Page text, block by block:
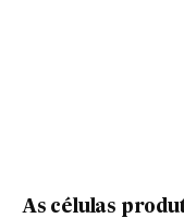
As células